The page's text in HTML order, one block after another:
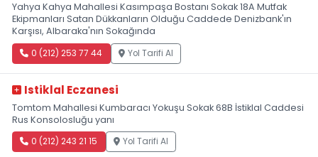
Yahya Kahya Mahallesi Kasımpaşa Bostanı Sokak 18A Mutfak
Ekipmanları Satan Dükkanların Olduğu Caddede Denizbank'ın
Karşısı, Albaraka'nın Sokağında
0 (212) 253 77 44 Yol Tarifi Al
Istiklal Eczanesi
Tomtom Mahallesi Kumbaracı Yokuşu Sokak 68B İstiklal Caddesi
Rus Konsolosluğu yanı
0 (212) 243 21 15 Yol Tarifi Al